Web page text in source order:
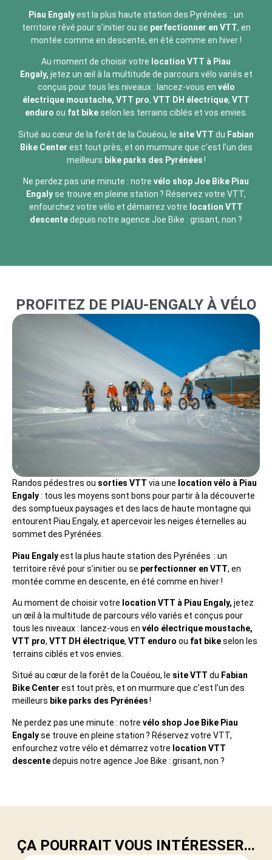
Piau Engalyest la plus haute station des Pyrénées : un
territoire rêvé pour s’initier ou se perfectionner en VTT, en
montée comme en descente, en été comme en hiver !
Au moment de choisir votre location VTT à Piau
Engaly, jetez un œil à la multitude de parcours vélo variés et
conçus pour tous les niveaux : lancez-vous en vélo
électrique moustache, VTT pro, VTT DH électrique, VTT
enduro ou fat bikeselon les terrains ciblés et vos envies.
Situé au cœur de la forêt de la Couéou, le site VTT du Fabian
Bike Center est tout près, et on murmure que c’est l’un des
meilleurs bike parks des Pyrénées!
Ne perdez pas une minute : notre vélo shop Joe Bike Piau
Engalyse trouve en pleine station ? Réservez votre VTT,
enfourchez votre vélo et démarrez votre location VTT
descentedepuis notre agence Joe Bike : grisant, non ?
PROFITEZ DE PIAU-ENGALY À VÉLO
Randos pédestres ou sorties VTT via une location vélo à Piau
Engaly: tous les moyens sont bons pour partir à la découverte
des somptueux paysages et des lacs de haute montagne qui
entourent Piau Engaly, et apercevoir les neiges éternelles au
sommet des Pyrénées.
Piau Engalyest la plus haute station des Pyrénées : un
territoire rêvé pour s’initier ou se perfectionner en VTT, en
montée comme en descente, en été comme en hiver !
Au moment de choisir votre location VTT à Piau Engaly, jetez
un œil à la multitude de parcours vélo variés et conçus pour
tous les niveaux : lancez-vous en vélo électrique moustache,
VTT pro, VTT DH électrique, VTT enduro ou fat bikeselon les
terrains ciblés et vos envies.
Situé au cœur de la forêt de la Couéou, le site VTT du Fabian
Bike Center est tout près, et on murmure que c’est l’un des
meilleurs bike parks des Pyrénées!
Ne perdez pas une minute : notre vélo shop Joe Bike Piau
Engalyse trouve en pleine station ? Réservez votre VTT,
enfourchez votre vélo et démarrez votre location VTT
descentedepuis notre agence Joe Bike : grisant, non ?
ÇA POURRAIT VOUS INTÉRESSER...